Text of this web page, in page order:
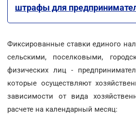
штрафы для
Фиксированные ставки единого
сельскими, поселковыми,
физических лиц -
которые осуществляют
зависимости от вида
расчете на календарный месяц: